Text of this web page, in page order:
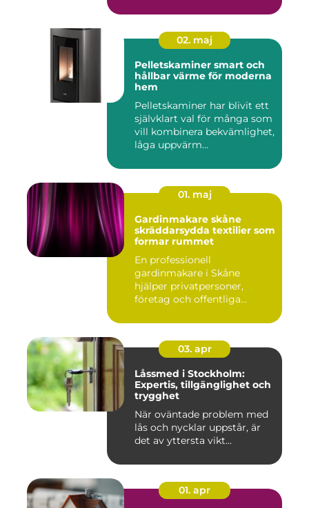
02. maj
Pelletskaminer smart och
hållbar värme för moderna
hem
Pelletskaminer har blivit ett
självklart val för många som
vill kombinera bekvämlighet,
låga uppvärm...
01. maj
Gardinmakare skåne
skräddarsydda textilier som
formar rummet
En professionell
gardinmakare i Skåne
hjälper privatpersoner,
företag och offentliga
03. apr
Låssmed i Stockholm:
Expertis, tillgänglighet och
trygghet
När oväntade problem med
lås och nycklar uppstår, är
det av yttersta vikt...
01. apr